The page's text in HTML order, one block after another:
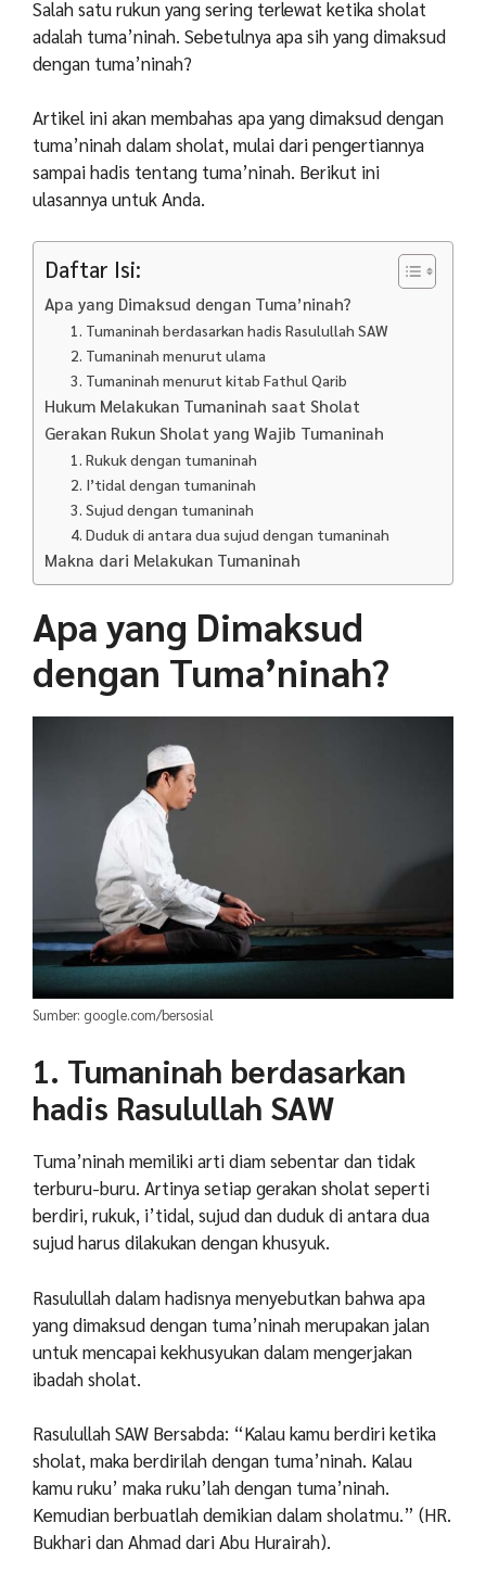
Salah satu rukun yang sering terlewat ketika sholat
adalah tuma’ninah. Sebetulnya apa sih yang dimaksud
dengan tuma’ninah?
Artikel ini akan membahas apa yang dimaksud dengan
tuma’ninah dalam sholat, mulai dari pengertiannya
sampai hadis tentang tuma’ninah. Berikut ini
ulasannya untuk Anda.
Daftar Isi:
Apa yang Dimaksud dengan Tuma’ninah?
1. Tumaninah berdasarkan hadis Rasulullah SAW
2. Tumaninah menurut ulama
3. Tumaninah menurut kitab Fathul Qarib
Hukum Melakukan Tumaninah saat Sholat
Gerakan Rukun Sholat yang Wajib Tumaninah
1. Rukuk dengan tumaninah
2. I’tidal dengan tumaninah
3. Sujud dengan tumaninah
4. Duduk di antara dua sujud dengan tumaninah
Makna dari Melakukan Tumaninah
Apa yang Dimaksud
dengan Tuma’ninah?
Sumber: google.com/bersosial
1. Tumaninah berdasarkan
hadis Rasulullah SAW
Tuma’ninah memilikiarti diam sebentar dan tidak
terburu-buru. Artinya setiap gerakan sholat seperti
berdiri, rukuk, i’tidal, sujud dan duduk di antara dua
sujud harus dilakukan dengan khusyuk.
Rasulullah dalam hadisnya menyebutkan bahwa apa
yang dimaksud dengan tuma’ninah merupakan jalan
untuk mencapai kekhusyukan dalam mengerjakan
ibadah sholat.
Rasulullah SAW Bersabda: “Kalau kamu berdiri ketika
sholat, maka berdirilah dengan tuma’ninah. Kalau
kamu ruku’ maka ruku’lah dengan tuma’ninah.
Kemudian berbuatlah demikian dalam sholatmu.” (HR.
Bukhari dan Ahmad dari Abu Hurairah).